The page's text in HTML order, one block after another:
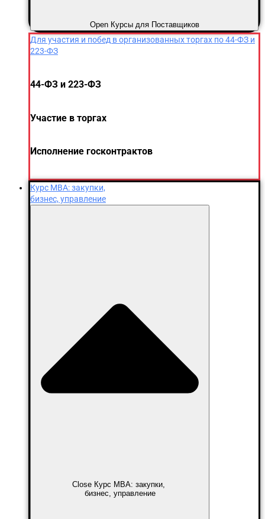
Open Курсы для Поставщиков
Для участия и побед в организованных торгах по 44-ФЗ и
223-ФЗ
44-ФЗ и 223-ФЗ
Участие в торгах
Исполнение госконтрактов
Курс MBA: закупки,
бизнес, управление
Close Курс MBA: закупки,
бизнес, управление